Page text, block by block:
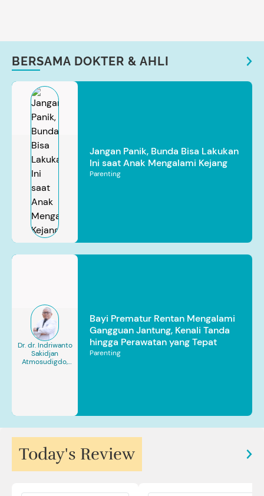
BERSAMA DOKTER & AHLI
Jangan Panik, Bunda Bisa Lakukan
Ini saat Anak Mengalami Kejang
Parenting
Dr. dr. Indriwanto
Sakidjan
Atmosudigdo,
Bayi Prematur Rentan Mengalami
Gangguan Jantung, Kenali Tanda
hingga Perawatan yang Tepat
Parenting
Today's Review